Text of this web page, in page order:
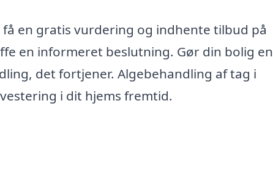
en gratis vurdering og indhente tilbud på
en informeret beslutning. Gør din bolig en
det fortjener. Algebehandling af tag i
i dit hjems fremtid.